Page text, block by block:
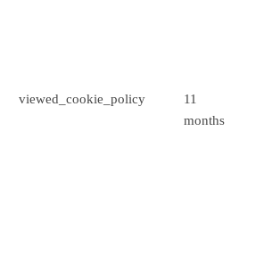
viewed_cookie_policy
11
months